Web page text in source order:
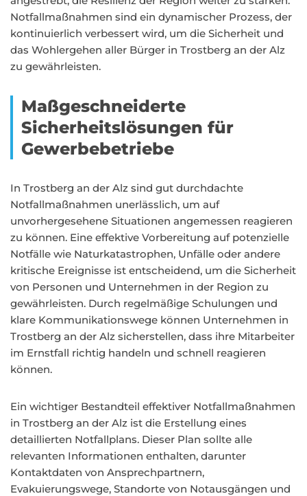
Notfallmaßnahmen sind ein dynamischer Prozess, der
kontinuierlich verbessert wird, um die Sicherheit und
das Wohlergehen aller Bürger in Trostberg an der Alz
zu gewährleisten.
Maßgeschneiderte
Sicherheitslösungen für
Gewerbebetriebe
In Trostberg an der Alz sind gut durchdachte
Notfallmaßnahmen unerlässlich, um auf
unvorhergesehene Situationen angemessen reagieren
zu können. Eine effektive Vorbereitung auf potenzielle
Notfälle wie Naturkatastrophen, Unfälle oder andere
kritische Ereignisse ist entscheidend, um die Sicherheit
von Personen und Unternehmen in der Region zu
gewährleisten. Durch regelmäßige Schulungen und
klare Kommunikationswege können Unternehmen in
Trostberg an der Alz sicherstellen, dass ihre Mitarbeiter
im Ernstfall richtig handeln und schnell reagieren
können.
Ein wichtiger Bestandteil effektiver Notfallmaßnahmen
in Trostberg an der Alz ist die Erstellung eines
detaillierten Notfallplans. Dieser Plan sollte alle
relevanten Informationen enthalten, darunter
Kontaktdaten von Ansprechpartnern,
Evakuierungswege, Standorte von Notausgängen und